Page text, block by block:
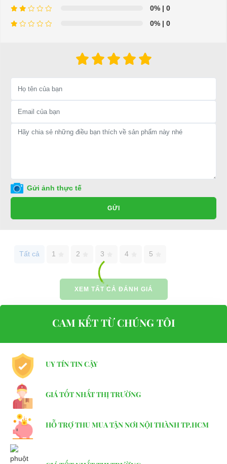
thay thế phụ tùng, phụ kiện - thiết bị cho xe điện. Giá thành
Hân hạnh được phục vụ mọi người
LIÊN HỆ CÔNG TY:Công ty TNHH TM DV XNK
Điện thoại: 0932113677
E-mail:phuhuynhkd@gmail.com
Website:xediendulich.com
0% | 0
0% | 0
Gửi ảnh thực tế
GỬI
Tất cả 1 2 3 4 5
XEM TẤT CẢ ĐÁNH GIÁ
CAM KẾT TỪ CHÚNG TÔI
UY TÍN TIN CẬY
GIÁ TỐT NHẤT THỊ TRƯỜNG
HỖ TRỢ THU MUA TẬN NƠI NỘI THÀNH TP.HCM